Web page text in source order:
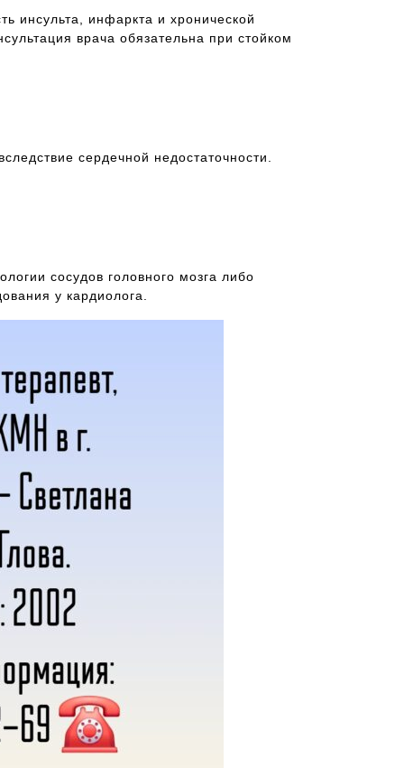
инсульта, инфаркта и хронической
врача обязательна при стойком
сердечной недостаточности.
сосудов головного мозга либо
у кардиолога.